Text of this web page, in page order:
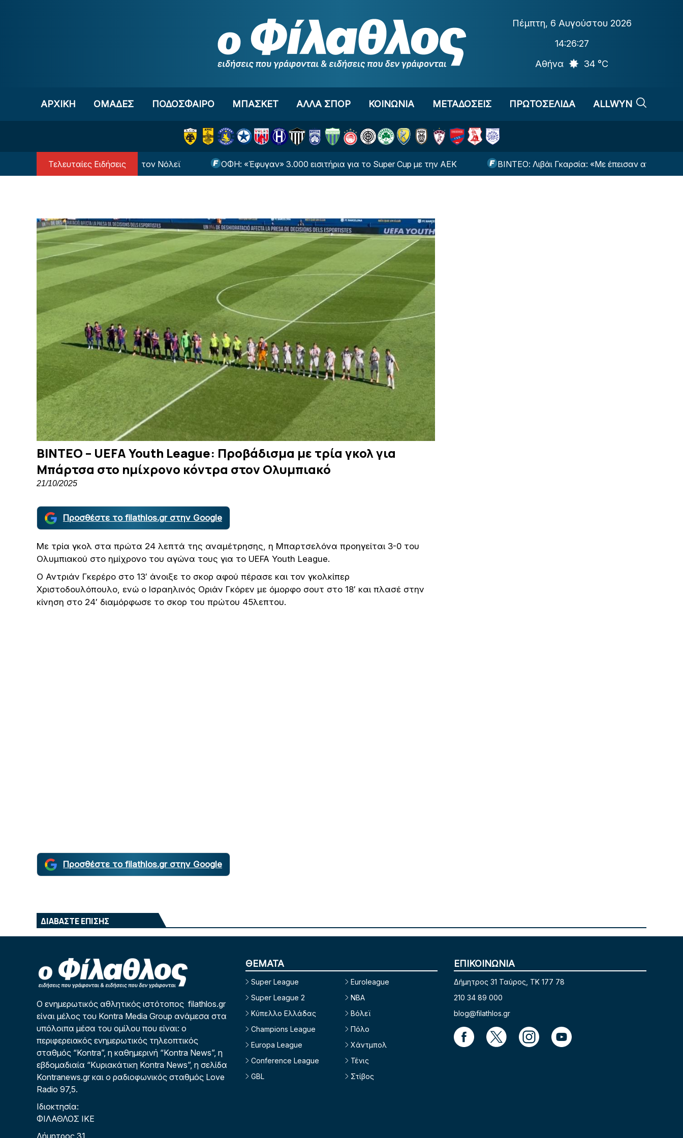
Πέμπτη, 6 Αυγούστου 2026
14:26:28
Αθήνα
34 °C
ΑΡΧΙΚΗ OΜΑΔΕΣ ΠΟΔΟΣΦΑΙΡΟ ΜΠΑΣΚΕΤ ΑΛΛΑ ΣΠΟΡ ΚΟΙΝΩΝΙΑ ΜΕΤΑΔΟΣΕΙΣ ΠΡΩΤΟΣΕΛΙΔΑ ALLWYN
Τελευταίες Ειδήσεις
ανακοίνωσε και επίσημα τον Νόλεϊ ΟΦΗ: «Έφυγαν» 3.000 εισιτήρια για το Super Cup με την ΑΕΚ ΒΙΝΤΕΟ: Λιβάι Γκαρσία: «Με έπεισαν απόλυτα ο
ΒΙΝΤΕΟ – UEFA Youth League: Προβάδισμα με τρία γκολ για
Μπάρτσα στο ημίχρονο κόντρα στον Ολυμπιακό
21/10/2025
Προσθέστε το filathlos.gr στην Google
Με τρία γκολ στα πρώτα 24 λεπτά της αναμέτρησης, η Μπαρτσελόνα προηγείται 3-0 του
Ολυμπιακού στο ημίχρονο του αγώνα τους για το UEFA Youth League.
Ο Αντριάν Γκερέρο στο 13′ άνοιξε το σκορ αφού πέρασε και τον γκολκίπερ
Χριστοδουλόπουλο, ενώ o Ισραηλινός Οριάν Γκόρεν με όμορφο σουτ στο 18′ και πλασέ στην
κίνηση στο 24′ διαμόρφωσε το σκορ του πρώτου 45λεπτου.
Προσθέστε το filathlos.gr στην Google
ΔΙΑΒΑΣΤΕ ΕΠΙΣΗΣ
Ο ενημερωτικός αθλητικός ιστότοπος filathlos.gr
είναι μέλος του Kontra Media Group ανάμεσα στα
υπόλοιπα μέσα του ομίλου που είναι: ο
περιφερειακός ενημερωτικός τηλεοπτικός
σταθμός “Kontra”, η καθημερινή “Kontra News”, η
εβδομαδιαία “Κυριακάτικη Kontra News”, η σελίδα
Kontranews.gr και ο ραδιοφωνικός σταθμός Love
Radio 97,5.
Ιδιοκτησία:
ΦΙΛΑΘΛΟΣ ΙΚΕ
ΘΕΜΑΤΑ
Super League
Super League 2
Κύπελλο Ελλάδας
Champions League
Europa League
Conference League
GBL
Euroleague
NBA
Βόλεϊ
Πόλο
Χάντμπολ
Τένις
Στίβος
ΕΠΙΚΟΙΝΩΝΙΑ
Δήμητρος 31 Ταύρος, TK 177 78
210 34 89 000
blog@filathlos.gr